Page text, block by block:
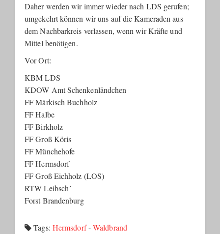
Daher werden wir immer wieder nach LDS gerufen;
umgekehrt können wir uns auf die Kameraden aus
dem Nachbarkreis verlassen, wenn wir Kräfte und
Mittel benötigen.
Vor Ort:
KBM LDS
KDOW Amt Schenkenländchen
FF Märkisch Buchholz
FF Halbe
FF Birkholz
FF Groß Köris
FF Münchehofe
FF Hermsdorf
FF Groß Eichholz (LOS)
RTW Leibsch´
Forst Brandenburg
Tags: Hermsdorf-Waldbrand